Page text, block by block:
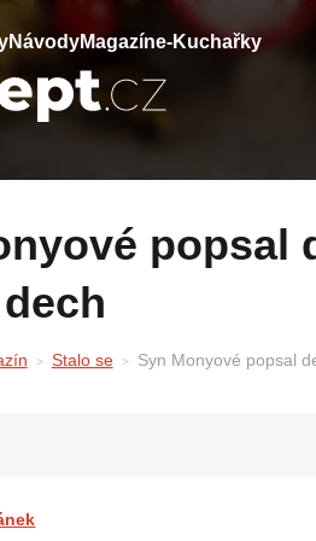
NávodyMagazíne-Kuchařky
Stalo se Syn Monyové popsal